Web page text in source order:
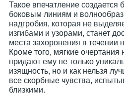
Такое впечатление создается
боковым линиям и
надгробия, которая не
изгибами и узорами, станет
места захоронения в течении
Кроме того, мягкие очертания
придают ему не только
изящность, но и как нельзя
все скорбные чувства,
близкими.